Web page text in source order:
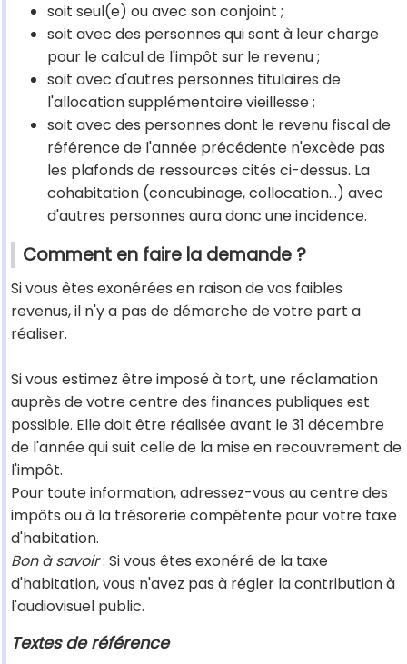
soit seul(e) ou avec son conjoint ;
soit avec des personnes qui sont à leur charge
pour le calcul de l'impôt sur le revenu ;
soit avec d'autres personnes titulaires de
l'allocation supplémentaire vieillesse ;
soit avec des personnes dont le revenu fiscal de
référence de l'année précédente n'excède pas
les plafonds de ressources cités ci-dessus. La
cohabitation (concubinage, collocation...) avec
d'autres personnes aura donc une incidence.
Comment en faire la demande ?
Si vous êtes exonérées en raison de vos faibles
revenus, il n'y a pas de démarche de votre part a
réaliser.
Si vous estimez être imposé à tort, une réclamation
auprès de votre centre des finances publiques est
possible. Elle doit être réalisée avant le 31 décembre
de l'année qui suit celle de la mise en recouvrement de
l'impôt.
Pour toute information, adressez-vous au centre des
impôts ou à la trésorerie compétente pour votre taxe
d'habitation.
Bon à savoir: Si vous êtes exonéré de la taxe
d'habitation, vous n'avez pas à régler la contribution à
l'audiovisuel public.
Textes de référence